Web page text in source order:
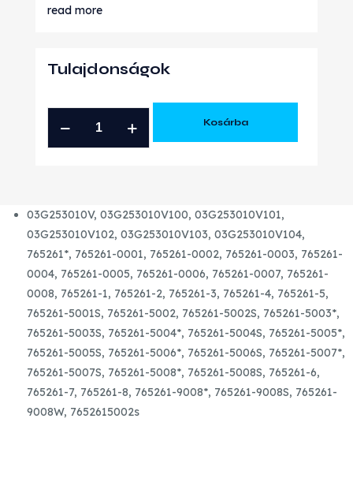
read more
Tulajdonságok
ÚJ
TURBÓ
mennyiség
Kosárba
03G253010V, 03G253010V100, 03G253010V101,
03G253010V102, 03G253010V103, 03G253010V104,
765261*, 765261-0001, 765261-0002, 765261-0003, 765261-
0004, 765261-0005, 765261-0006, 765261-0007, 765261-
0008, 765261-1, 765261-2, 765261-3, 765261-4, 765261-5,
765261-5001S, 765261-5002, 765261-5002S, 765261-5003*,
765261-5003S, 765261-5004*, 765261-5004S, 765261-5005*,
765261-5005S, 765261-5006*, 765261-5006S, 765261-5007*,
765261-5007S, 765261-5008*, 765261-5008S, 765261-6,
765261-7, 765261-8, 765261-9008*, 765261-9008S, 765261-
9008W, 7652615002s